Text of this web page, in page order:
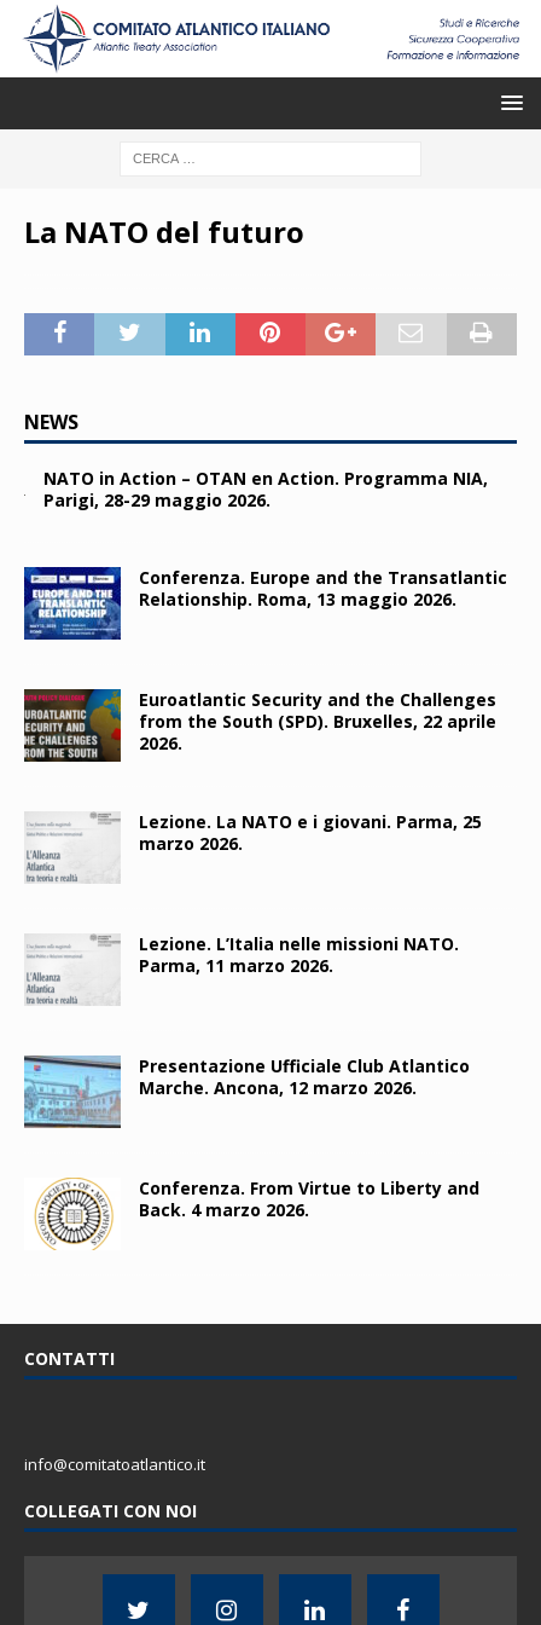
La NATO del futuro
NEWS
NATO in Action – OTAN en Action. Programma NIA,
Parigi, 28-29 maggio 2026.
Conferenza. Europe and the Transatlantic
Relationship. Roma, 13 maggio 2026.
Euroatlantic Security and the Challenges
from the South (SPD). Bruxelles, 22 aprile
2026.
Lezione. La NATO e i giovani. Parma, 25
marzo 2026.
Lezione. L’Italia nelle missioni NATO.
Parma, 11 marzo 2026.
Presentazione Ufficiale Club Atlantico
Marche. Ancona, 12 marzo 2026.
Conferenza. From Virtue to Liberty and
Back. 4 marzo 2026.
CONTATTI
info@comitatoatlantico.it
COLLEGATI CON NOI